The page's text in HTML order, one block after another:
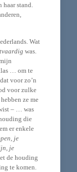
haar stand.
Wat
was.
… om te
voor zo’n
voor zulke
ze me
– … was
die
er enkele
je
je
de houding
te komen.